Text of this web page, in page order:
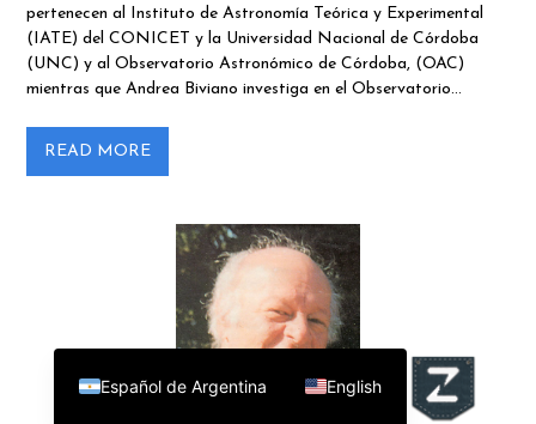
pertenecen al Instituto de Astronomía Teórica y Experimental
(IATE) del CONICET y la Universidad Nacional de Córdoba
(UNC) y al Observatorio Astronómico de Córdoba, (OAC)
mientras que Andrea Biviano investiga en el Observatorio…
READ MORE
Español de Argentina English